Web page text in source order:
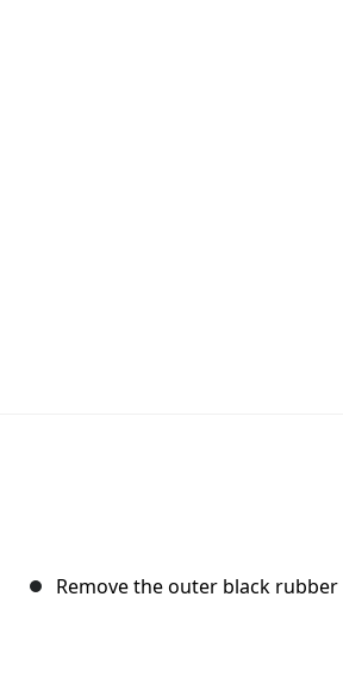
Remove the outer black